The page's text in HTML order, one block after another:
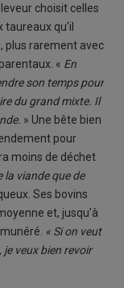
choisit celles
qu’il
plus rarement avec
« En
son temps pour
du grand mixte. Il
» Une bête bien
pour
moins de déchet
la viande que de
Ses bovins
et, jusqu’à
« Si on veut
veux bien revoir